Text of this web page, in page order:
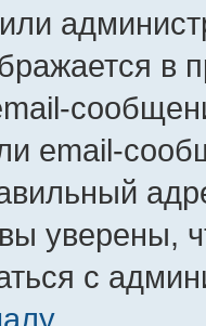
в
email-
уверены,
с